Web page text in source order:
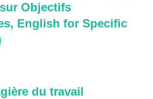
Objectifs
English for Specific
du travail